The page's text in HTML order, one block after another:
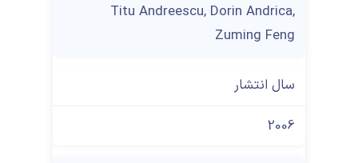
Titu Andreescu, Dorin Andrica,
Zuming Feng
سال انتشار
2006